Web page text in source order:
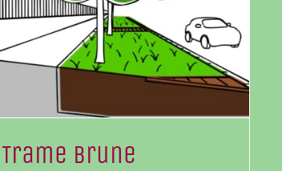
Trame brune